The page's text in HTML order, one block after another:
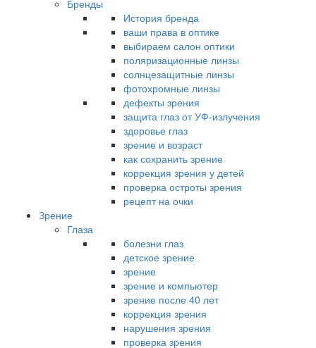
Бренды
История бренда
ваши права в оптике
выбираем салон оптики
поляризационные линзы
солнцезащитные линзы
фотохромные линзы
дефекты зрения
защита глаз от УФ-излучения
здоровье глаз
зрение и возраст
как сохранить зрение
коррекция зрения у детей
проверка остроты зрения
рецепт на очки
Зрение
Глаза
болезни глаз
детское зрение
зрение
зрение и компьютер
зрение после 40 лет
коррекция зрения
нарушения зрения
проверка зрения